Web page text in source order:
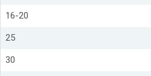
16-20
25
30